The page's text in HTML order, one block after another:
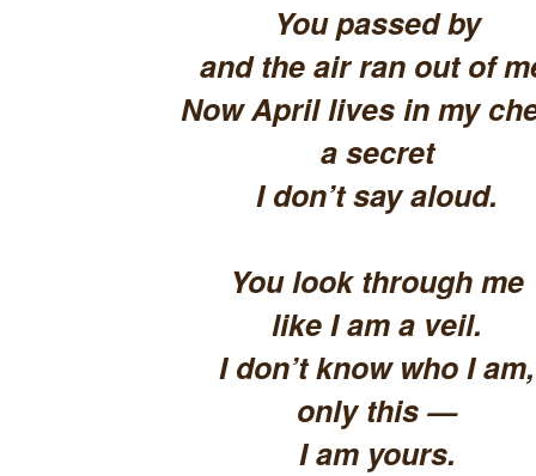
You passed by
and the air ran out of
Now April lives in my
a secret
I don’t say aloud.
You look through me
like I am a veil.
I don’t know who I am,
only this —
I am yours.